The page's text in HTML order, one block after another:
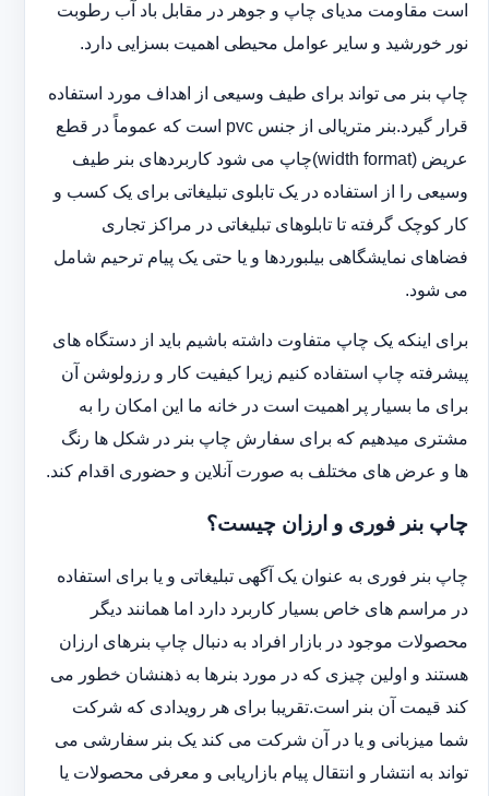
است مقاومت مدیای چاپ و جوهر در مقابل باد آب رطوبت
نور خورشید و سایر عوامل محیطی اهمیت بسزایی دارد.
چاپ بنر می تواند برای طیف وسیعی از اهداف مورد استفاده
قرار گیرد.بنر متریالی از جنس pvc است که عموماً در قطع
عریض (width format)چاپ می شود کاربردهای بنر طیف
وسیعی را از استفاده در یک تابلوی تبلیغاتی برای یک کسب و
کار کوچک گرفته تا تابلوهای تبلیغاتی در مراکز تجاری
فضاهای نمایشگاهی بیلبوردها و یا حتی یک پیام ترحیم شامل
می شود.
برای اینکه یک چاپ متفاوت داشته باشیم باید از دستگاه های
پیشرفته چاپ استفاده کنیم زیرا کیفیت کار و رزولوشن آن
برای ما بسیار پر اهمیت است در خانه ما این امکان را به
مشتری میدهیم که برای سفارش چاپ بنر در شکل ها رنگ
ها و عرض های مختلف به صورت آنلاین و حضوری اقدام کند.
چاپ بنر فوری و ارزان چیست؟
چاپ بنر فوری به عنوان یک آگهی تبلیغاتی و یا برای استفاده
در مراسم های خاص بسیار کاربرد دارد اما همانند دیگر
محصولات موجود در بازار افراد به دنبال چاپ بنرهای ارزان
هستند و اولین چیزی که در مورد بنرها به ذهنشان خطور می
کند قیمت آن بنر است.تقریبا برای هر رویدادی که شرکت
شما میزبانی و یا در آن شرکت می کند یک بنر سفارشی می
تواند به انتشار و انتقال پیام بازاریابی و معرفی محصولات یا